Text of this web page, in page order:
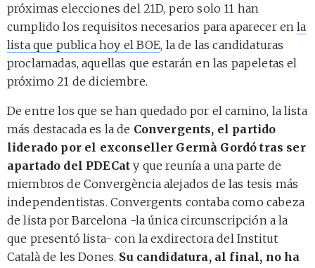
próximas elecciones del 21D, pero solo 11 han
cumplido los requisitos necesarios para aparecer enla
lista que publica hoy el BOE, la de las candidaturas
proclamadas, aquellas que estarán en las papeletas el
próximo 21 de diciembre.
De entre los que se han quedado por el camino, la lista
más destacada es la de Convergents, el partido
liderado por el exconseller Germà Gordó tras ser
apartado del PDECat y que reunía a una parte de
miembros de Convergència alejados de las tesis más
independentistas. Convergents contaba como cabeza
de lista por Barcelona -la única circunscripción a la
que presentó lista- con la exdirectora del Institut
Català de les Dones. Su candidatura, al final, no ha